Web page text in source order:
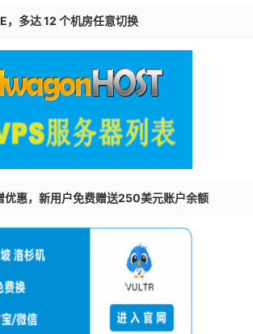
，多达 12 个机房任意切换
惠，新用户免费赠送250美元账户余额